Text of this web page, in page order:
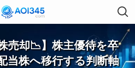
売却📉】株主優待を卒
当株へ移行する判断軸